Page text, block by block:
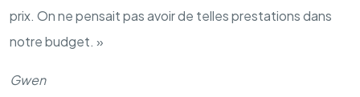
prix. On ne pensait pas avoir de telles prestations dans
notre budget. »
Gwen